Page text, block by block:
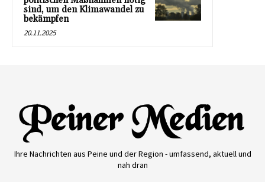
sind, um den Klimawandel zu
bekämpfen
20.11.2025
Ihre Nachrichten aus Peine und der Region - umfassend, aktuell und
nah dran